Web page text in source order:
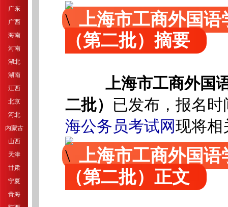
广东
广西
海南
河南
湖北
湖南
江西
北京
河北
内蒙古
山西
天津
甘肃
宁夏
青海
上海市工商外国
（第二批）摘要
上海市工商外国
二批） 已发布，报名
海公务员考试网现将
上海市工商外国
（第二批）正文